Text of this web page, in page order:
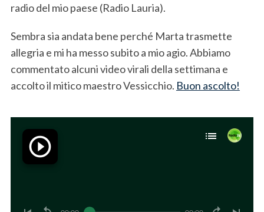
radio del mio paese (Radio Lauria).
Sembra sia andata bene perché Marta trasmette
allegria e mi ha messo subito a mio agio. Abbiamo
commentato alcuni video virali della settimana e
accolto il mitico maestro Vessicchio. Buon ascolto!